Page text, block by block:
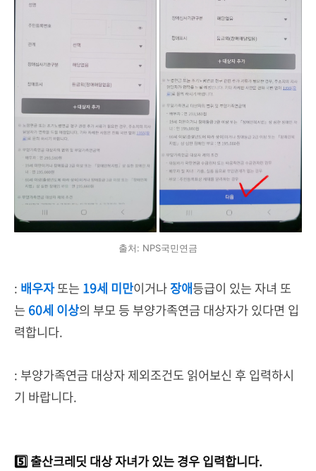
출처: NPS국민연금
: 배우자또는 19세 미만이거나장애등급이 있는 자녀 또
는 60세 이상의 부모 등 부양가족연금 대상자가 있다면 입
력합니다.
: 부양가족연금 대상자 제외조건도 읽어보신 후 입력하시
기 바랍니다.
5️⃣ 출산크레딧 대상 자녀가 있는 경우 입력합니다.